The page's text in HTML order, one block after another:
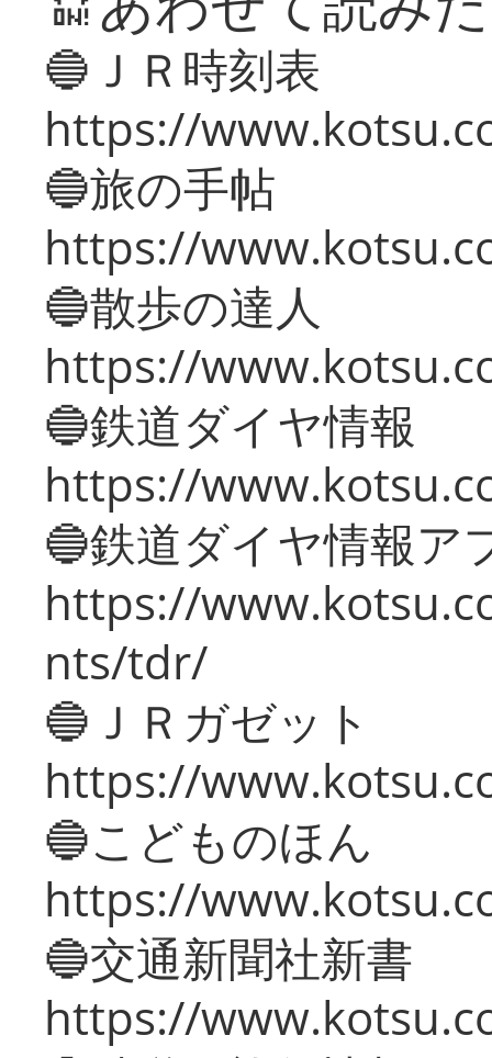
🔵ＪＲ時刻表
https://
🔵旅の手帖
https://
🔵散歩の達人
https://
🔵鉄道ダイヤ情報
https://
🔵鉄道ダイヤ情報ア
https://
nts/tdr/
🔵ＪＲガゼット
https://
🔵こどものほん
https://
🔵交通新聞社新書
https://